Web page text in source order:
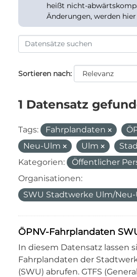
heißt nicht-
Änderungen, werden
Sortieren nach
1 Datensatz
Tags: Fahrplandaten
Neu-Ulm
Ulm
Kategorien:
Öffentlicher
Organisationen:
SWU Stadtwerke Ulm/
ÖPNV-Fahrplandaten
In diesem Datensatz lassen
Fahrplandaten der
(SWU) abrufen. GTFS